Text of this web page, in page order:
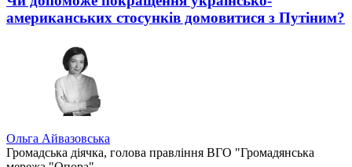
американських стосунків домовитися з Путіним?
Ольга Айвазовська
Громадська діячка, голова правління ВГО "Громадянська